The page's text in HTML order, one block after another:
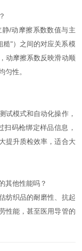
/动摩擦系数数值与主
糙"）之间的对应关系模
动摩擦系数反映滑动顺
匀性。
试模式和自动化操作，
码枪绑定样品信息，
提升质检效率，适合大
其他性能吗？
纺织品的耐磨性、抗起
性能，甚至医用导管的